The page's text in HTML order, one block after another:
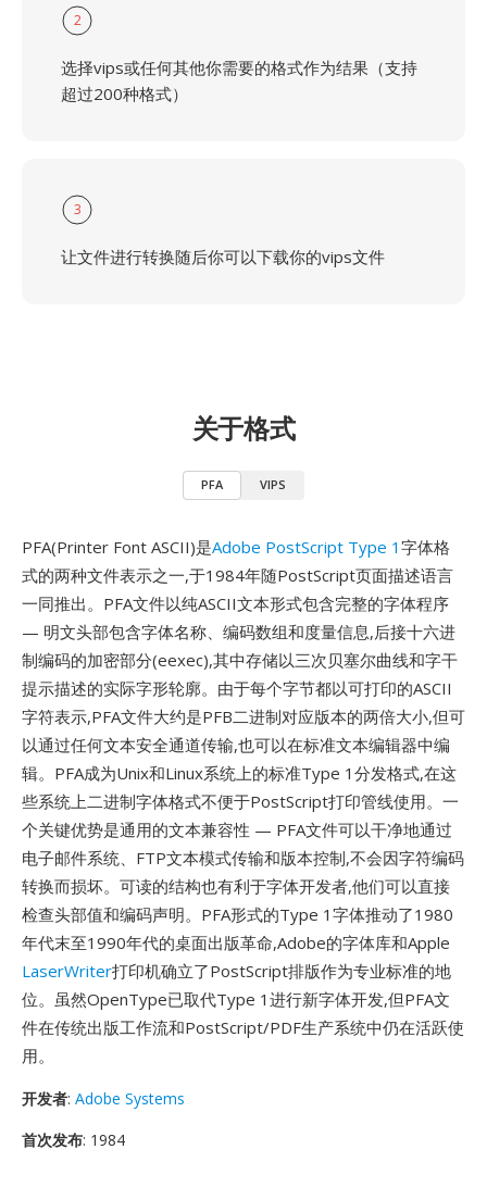
2
选择vips或任何其他你需要的格式作为结果（支持
超过200种格式）
3
让文件进行转换随后你可以下载你的vips文件
关于格式
PFA VIPS
PFA(Printer Font ASCII)是Adobe PostScript Type 1 字体格
式的两种文件表示之一,于1984年随PostScript页面描述语言
一同推出。PFA文件以纯ASCII文本形式包含完整的字体程序
— 明文头部包含字体名称、编码数组和度量信息,后接十六进
制编码的加密部分(eexec),其中存储以三次贝塞尔曲线和字干
提示描述的实际字形轮廓。由于每个字节都以可打印的ASCII
字符表示,PFA文件大约是PFB二进制对应版本的两倍大小,但可
以通过任何文本安全通道传输,也可以在标准文本编辑器中编
辑。PFA成为Unix和Linux系统上的标准Type 1分发格式,在这
些系统上二进制字体格式不便于PostScript打印管线使用。一
个关键优势是通用的文本兼容性 — PFA文件可以干净地通过
电子邮件系统、FTP文本模式传输和版本控制,不会因字符编码
转换而损坏。可读的结构也有利于字体开发者,他们可以直接
检查头部值和编码声明。PFA形式的Type 1字体推动了1980
年代末至1990年代的桌面出版革命,Adobe的字体库和Apple
LaserWriter打印机确立了PostScript排版作为专业标准的地
位。虽然OpenType已取代Type 1进行新字体开发,但PFA文
件在传统出版工作流和PostScript/PDF生产系统中仍在活跃使
用。
开发者: Adobe Systems
首次发布: 1984